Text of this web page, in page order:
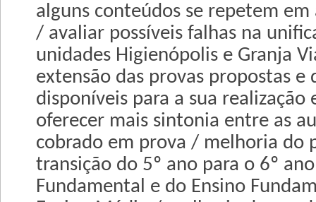
alguns conteúdos se repetem
/ avaliar possíveis falhas na
unidades Higienópolis e Granja
extensão das provas propostas e
disponíveis para a sua realização
oferecer mais sintonia entre as
cobrado em prova / melhoria do
transição do 5º ano para o 6º
Fundamental e do Ensino